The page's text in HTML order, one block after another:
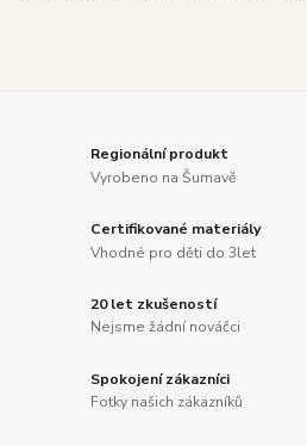
Regionální produkt
Vyrobeno na Šumavě
Certifikované materiály
Vhodné pro děti do 3let
20 let zkušeností
Nejsme žádní nováčci
Spokojení zákazníci
Fotky našich zákazníků